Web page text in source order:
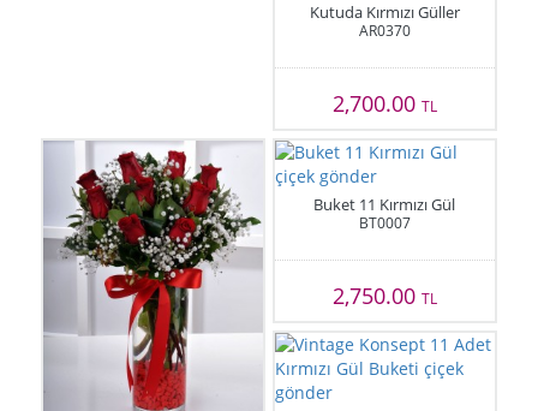
Kutuda Kırmızı Güller
AR0370
2,700.00 TL
Buket 11 Kırmızı Gül
BT0007
2,750.00 TL